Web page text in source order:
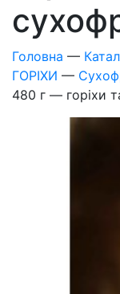
Головна —
ГОРІХИ —
480 г — горіхи